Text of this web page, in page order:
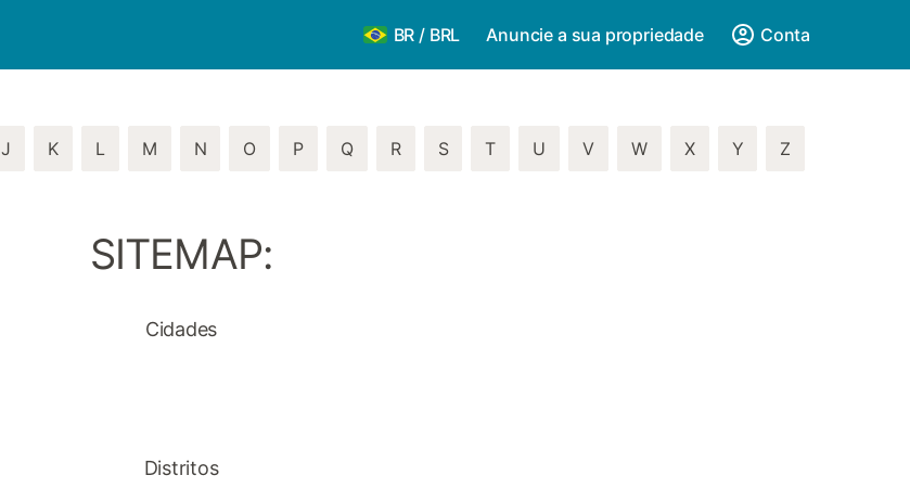
BR / BRL Anuncie a sua propriedade Conta
J K L M N O P Q R S T U V W X Y Z
SITEMAP:
Cidades
Distritos